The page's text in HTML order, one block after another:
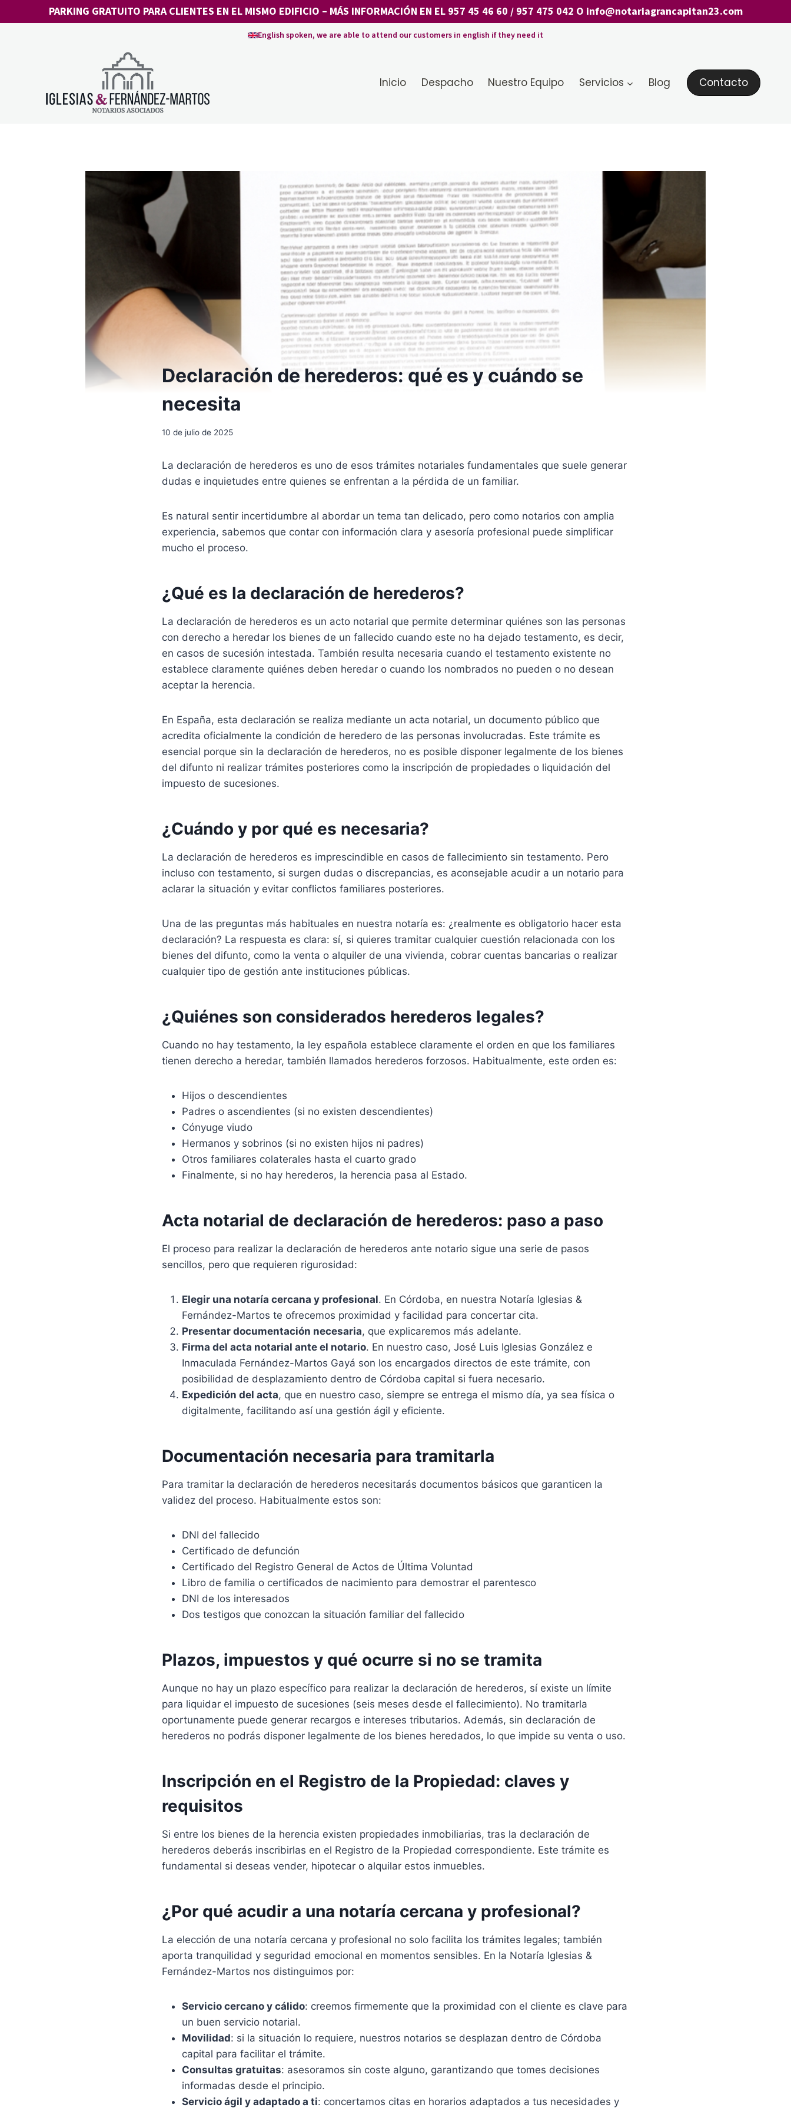
al
PARKING GRATUITO PARA CLIENTES EN EL MISMO EDIFICIO – MÁS INFORMACIÓN EN EL 957 45 46 60 / 957 475 042 O info@notariagrancapitan23.com
English spoken, we are able to attend our customers in english if they need it
Inicio Despacho Nuestro Equipo Servicios Blog Contacto
Declaración de herederos: qué es y cuándo se
necesita
10 de julio de 2025
La declaración de herederos es uno de esos trámites notariales fundamentales que suele generar
dudas e inquietudes entre quienes se enfrentan a la pérdida de un familiar.
Es natural sentir incertidumbre al abordar un tema tan delicado, pero como notarios con amplia
experiencia, sabemos que contar con información clara y asesoría profesional puede simplificar
mucho el proceso.
¿Qué es la declaración de herederos?
La declaración de herederos es un acto notarial que permite determinar quiénes son las personas
con derecho a heredar los bienes de un fallecido cuando este no ha dejado testamento, es decir,
en casos de sucesión intestada. También resulta necesaria cuando el testamento existente no
establece claramente quiénes deben heredar o cuando los nombrados no pueden o no desean
aceptar la herencia.
En España, esta declaración se realiza mediante un acta notarial, un documento público que
acredita oficialmente la condición de heredero de las personas involucradas. Este trámite es
esencial porque sin la declaración de herederos, no es posible disponer legalmente de los bienes
del difunto ni realizar trámites posteriores como la inscripción de propiedades o liquidación del
impuesto de sucesiones.
¿Cuándo y por qué es necesaria?
La declaración de herederos es imprescindible en casos de fallecimiento sin testamento. Pero
incluso con testamento, si surgen dudas o discrepancias, es aconsejable acudir a un notario para
aclarar la situación y evitar conflictos familiares posteriores.
Una de las preguntas más habituales en nuestra notaría es: ¿realmente es obligatorio hacer esta
declaración? La respuesta es clara: sí, si quieres tramitar cualquier cuestión relacionada con los
bienes del difunto, como la venta o alquiler de una vivienda, cobrar cuentas bancarias o realizar
cualquier tipo de gestión ante instituciones públicas.
¿Quiénes son considerados herederos legales?
Cuando no hay testamento, la ley española establece claramente el orden en que los familiares
tienen derecho a heredar, también llamados herederos forzosos. Habitualmente, este orden es:
Hijos o descendientes
Padres o ascendientes (si no existen descendientes)
Cónyuge viudo
Hermanos y sobrinos (si no existen hijos ni padres)
Otros familiares colaterales hasta el cuarto grado
Finalmente, si no hay herederos, la herencia pasa al Estado.
Acta notarial de declaración de herederos: paso a paso
El proceso para realizar la declaración de herederos ante notario sigue una serie de pasos
sencillos, pero que requieren rigurosidad:
Elegir una notaría cercana y profesional. En Córdoba, en nuestra Notaría Iglesias &
Fernández-Martos te ofrecemos proximidad y facilidad para concertar cita.
Presentar documentación necesaria, que explicaremos más adelante.
Firma del acta notarial ante el notario. En nuestro caso, José Luis Iglesias González e
Inmaculada Fernández-Martos Gayá son los encargados directos de este trámite, con
posibilidad de desplazamiento dentro de Córdoba capital si fuera necesario.
Expedición del acta, que en nuestro caso, siempre se entrega el mismo día, ya sea física o
digitalmente, facilitando así una gestión ágil y eficiente.
Documentación necesaria para tramitarla
Para tramitar la declaración de herederos necesitarás documentos básicos que garanticen la
validez del proceso. Habitualmente estos son:
DNI del fallecido
Certificado de defunción
Certificado del Registro General de Actos de Última Voluntad
Libro de familia o certificados de nacimiento para demostrar el parentesco
DNI de los interesados
Dos testigos que conozcan la situación familiar del fallecido
Plazos, impuestos y qué ocurre si no se tramita
Aunque no hay un plazo específico para realizar la declaración de herederos, sí existe un límite
para liquidar el impuesto de sucesiones (seis meses desde el fallecimiento). No tramitarla
oportunamente puede generar recargos e intereses tributarios. Además, sin declaración de
herederos no podrás disponer legalmente de los bienes heredados, lo que impide su venta o uso.
Inscripción en el Registro de la Propiedad: claves y
requisitos
Si entre los bienes de la herencia existen propiedades inmobiliarias, tras la declaración de
herederos deberás inscribirlas en el Registro de la Propiedad correspondiente. Este trámite es
fundamental si deseas vender, hipotecar o alquilar estos inmuebles.
¿Por qué acudir a una notaría cercana y profesional?
La elección de una notaría cercana y profesional no solo facilita los trámites legales; también
aporta tranquilidad y seguridad emocional en momentos sensibles. En la Notaría Iglesias &
Fernández-Martos nos distinguimos por:
Servicio cercano y cálido: creemos firmemente que la proximidad con el cliente es clave para
un buen servicio notarial.
Movilidad: si la situación lo requiere, nuestros notarios se desplazan dentro de Córdoba
capital para facilitar el trámite.
Consultas gratuitas: asesoramos sin coste alguno, garantizando que tomes decisiones
informadas desde el principio.
Servicio ágil y adaptado a ti: concertamos citas en horarios adaptados a tus necesidades y